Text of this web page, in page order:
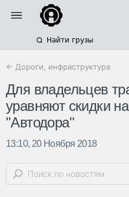
Найти грузы
← Дороги, инфраструктура
Для владельцев
уравняют скидки
"Автодора"
13:10, 20 Ноября 2018